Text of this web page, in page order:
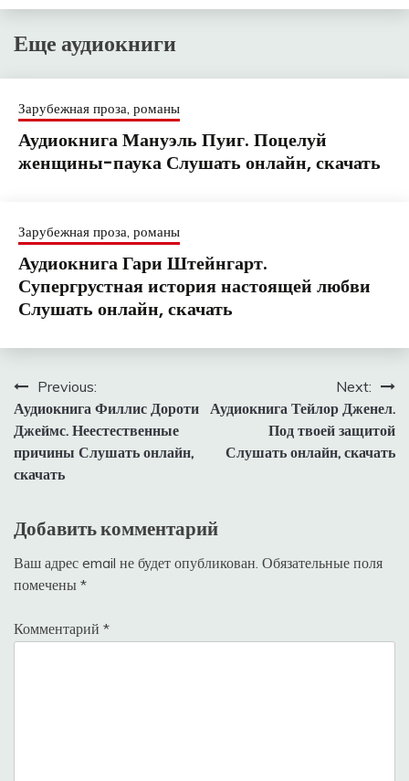
Еще аудиокниги
Зарубежная проза, романы
Аудиокнига Мануэль Пуиг. Поцелуй
женщины-паука Слушать онлайн, скачать
Зарубежная проза, романы
Аудиокнига Гари Штейнгарт.
Супергрустная история настоящей любви
Слушать онлайн, скачать
Навигация
по
записям
Previous:
Аудиокнига Филлис Дороти
Джеймс. Неестественные
причины Слушать онлайн,
скачать
Next:
Аудиокнига Тейлор Дженел.
Под твоей защитой
Слушать онлайн, скачать
Добавить комментарий
Ваш адрес email не будет опубликован. Обязательные поля
помечены *
Комментарий *